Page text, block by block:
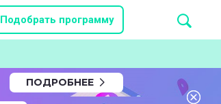
Подобрать программу
ПОДРОБНЕЕ